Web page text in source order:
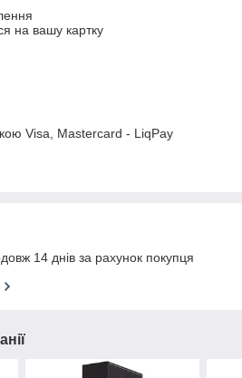
на вашу картку
Visa, Mastercard - LiqPay
14 днів за рахунок покупця